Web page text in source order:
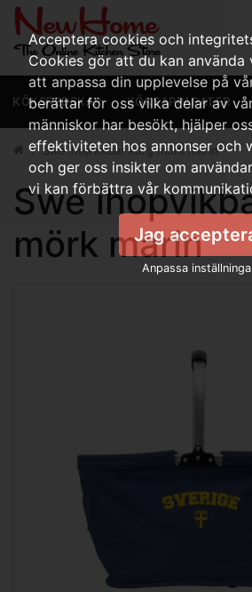
KÖKSREDSKAP KÖKSAPPARATER
Swe ihopvikbar korg mörk marin
Swe
mörk marin
Acceptera cookies och
Cookies gör att du kan använda
att anpassa din upplevelse på
berättar för oss vilka delar av
människor har besökt, hjälper
effektiviteten hos annonser och
och ger oss insikter om
vi kan förbättra vår
Jag
Anpassa